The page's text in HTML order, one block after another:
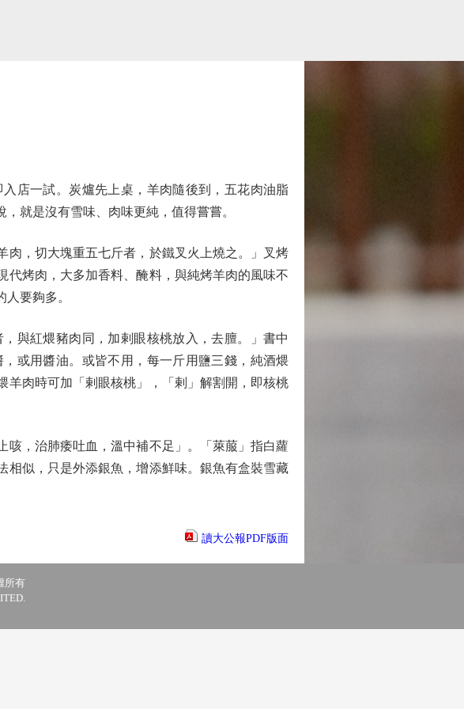
一試。炭爐先上桌，羊肉隨後到，五花肉油脂
就是沒有雪味、肉味更純，值得嘗嘗。
，切大塊重五七斤者，於鐵叉火上燒之。」叉烤
烤肉，大多加香料、醃料，與純烤羊肉的風味不
要夠多。
紅煨豬肉同，加剌眼核桃放入，去膻。」書中
或用醬油。或皆不用，每一斤用鹽三錢，純酒煨
羊肉時可加「剌眼核桃」，「剌」解割開，即核桃
，治肺痿吐血，溫中補不足」。「萊菔」指白蘿
相似，只是外添銀魚，增添鮮味。銀魚有盒裝雪藏
讀大公報PDF版面
所有